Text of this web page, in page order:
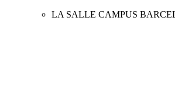
LA SALLE CAMPUS